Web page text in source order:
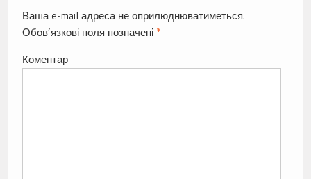
Ваша e-mail адреса не оприлюднюватиметься.
Обов’язкові поля позначені *
Коментар